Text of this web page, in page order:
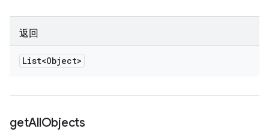
返回
List<Object>
getAllObjects